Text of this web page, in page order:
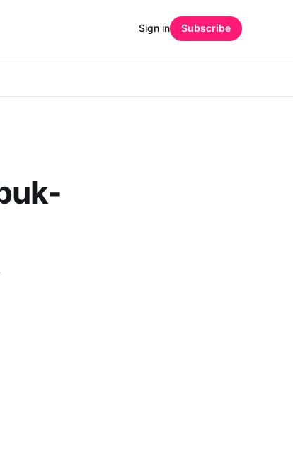
Sign in Subscribe